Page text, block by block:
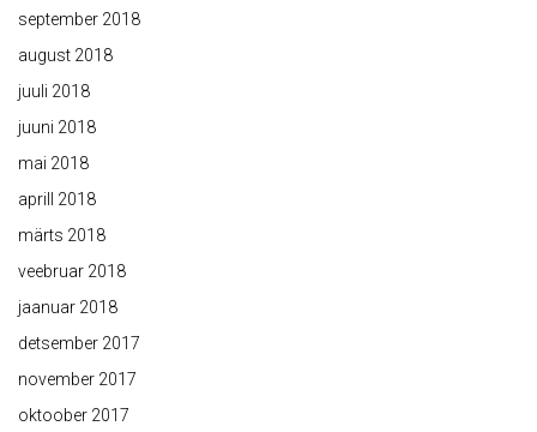
september 2018
august 2018
juuli 2018
juuni 2018
mai 2018
aprill 2018
märts 2018
veebruar 2018
jaanuar 2018
detsember 2017
november 2017
oktoober 2017